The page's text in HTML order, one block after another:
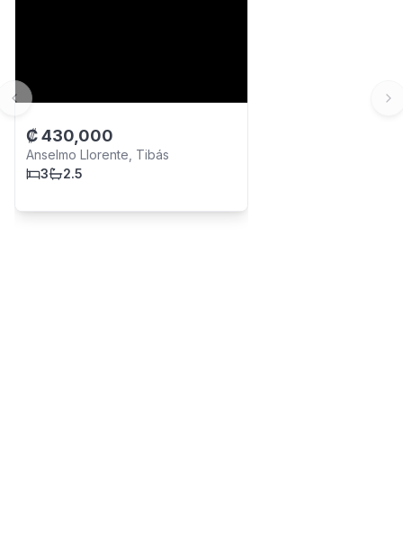
₡430,000
Anselmo Llorente, Tibás
3
2.5
Previous slide